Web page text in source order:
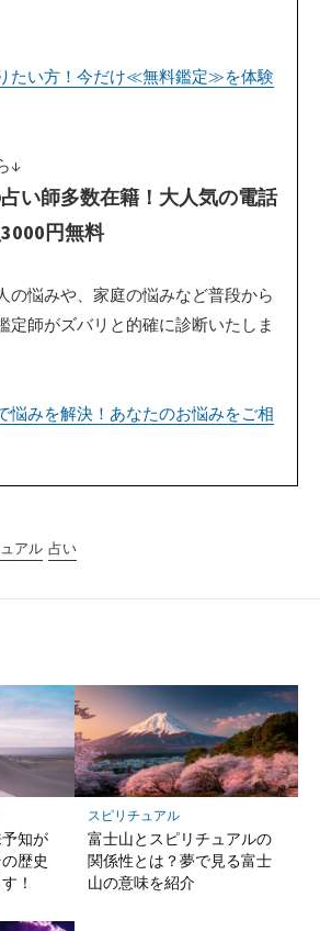
たい方！今だけ≪無料鑑定≫を体験
↓
い師多数在籍！大人気の電話
円無料
の悩みや、家庭の悩みなど普段から
定師がズバリと的確に診断いたしま
悩みを解決！あなたのお悩みをご相
アル 占い
知が
歴史
！
スピリチュアル
富士山とスピリチュアルの
関係性とは？夢で見る富士
山の意味を紹介